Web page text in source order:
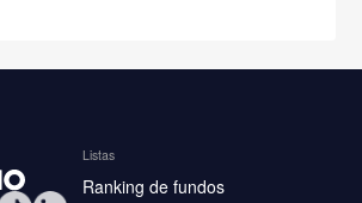
Listas
Ranking de fundos